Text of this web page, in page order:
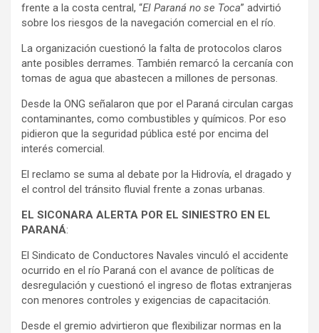
frente a la costa central, “El Paraná no se Toca” advirtió
sobre los riesgos de la navegación comercial en el río.
La organización cuestionó la falta de protocolos claros
ante posibles derrames. También remarcó la cercanía con
tomas de agua que abastecen a millones de personas.
Desde la ONG señalaron que por el Paraná circulan cargas
contaminantes, como combustibles y químicos. Por eso
pidieron que la seguridad pública esté por encima del
interés comercial.
El reclamo se suma al debate por la Hidrovía, el dragado y
el control del tránsito fluvial frente a zonas urbanas.
EL SICONARA ALERTA POR EL SINIESTRO EN EL
PARANÁ:
El Sindicato de Conductores Navales vinculó el accidente
ocurrido en el río Paraná con el avance de políticas de
desregulación y cuestionó el ingreso de flotas extranjeras
con menores controles y exigencias de capacitación.
Desde el gremio advirtieron que flexibilizar normas en la